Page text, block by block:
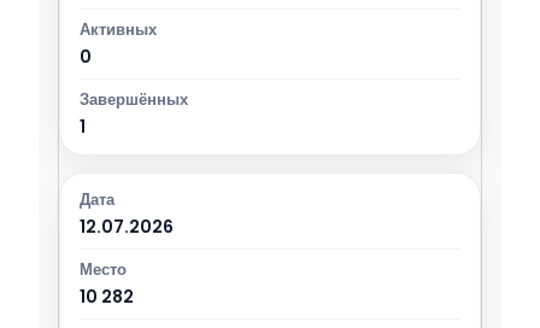
0
1
12.07.2026
10 282